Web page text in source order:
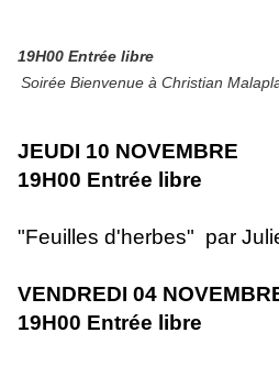
19H00 Entrée libre
Soirée Bienvenue à Christian
JEUDI 10 NOVEMBRE
19H00 Entrée libre
"Feuilles d'herbes" par
VENDREDI 04
19H00 Entrée libre